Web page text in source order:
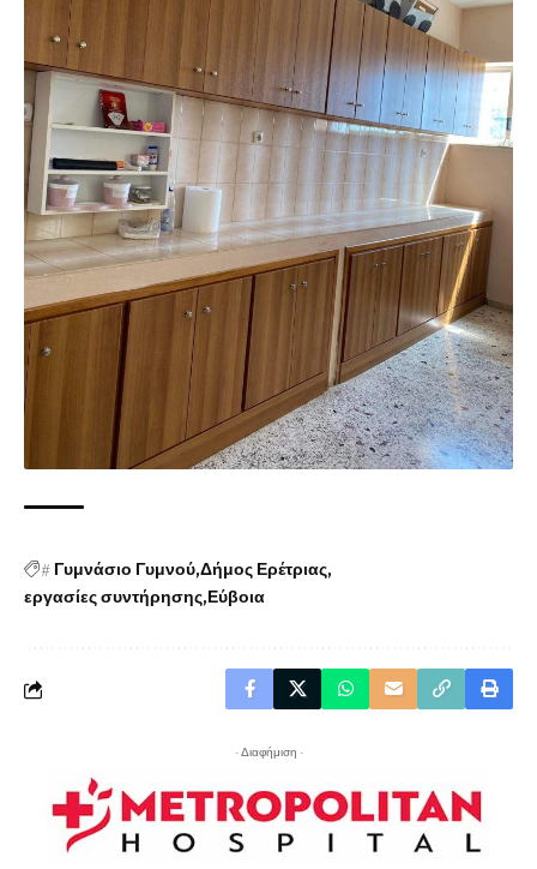
# Γυμνάσιο Γυμνού Δήμος Ερέτριας
εργασίες συντήρησης Εύβοια
- Διαφήμιση -